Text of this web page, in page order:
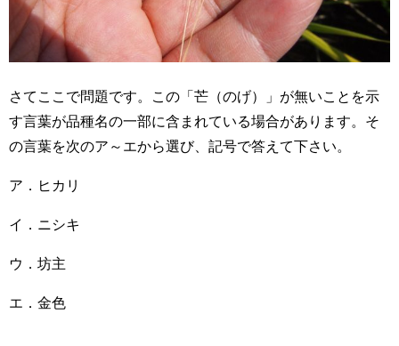
さてここで問題です。この「芒（のげ）」が無いことを示
す言葉が品種名の一部に含まれている場合があります。そ
の言葉を次のア～エから選び、記号で答えて下さい。
ア．ヒカリ
イ．ニシキ
ウ．坊主
エ．金色